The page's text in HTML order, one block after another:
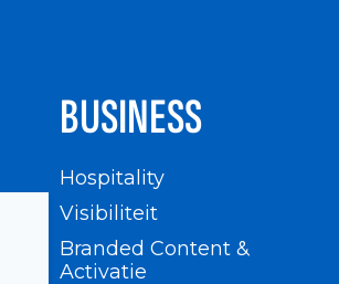
BUSINESS
Hospitality
Visibiliteit
Branded Content &
Activatie